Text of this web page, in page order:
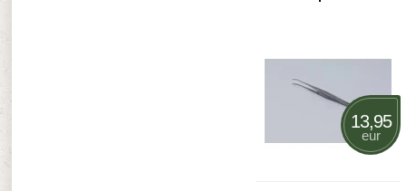
13,95
eur